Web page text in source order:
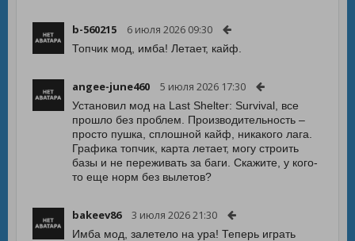
b-560215 6 июля 2026 09:30
Топчик мод, имба! Летает, кайф.
angee-june460 5 июля 2026 17:30
Установил мод на Last Shelter: Survival, все
прошло без проблем. Производительность –
просто пушка, сплошной кайф, никакого лага.
Графика топчик, карта летает, могу строить
базы и не переживать за баги. Скажите, у кого-
то еще норм без вылетов?
bakeev86 3 июля 2026 21:30
Имба мод, залетело на ура! Теперь играть